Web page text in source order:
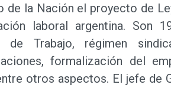
de la Nación el proyecto de
laboral argentina. Son
de Trabajo, régimen
formalización del
otros aspectos. El jefe de